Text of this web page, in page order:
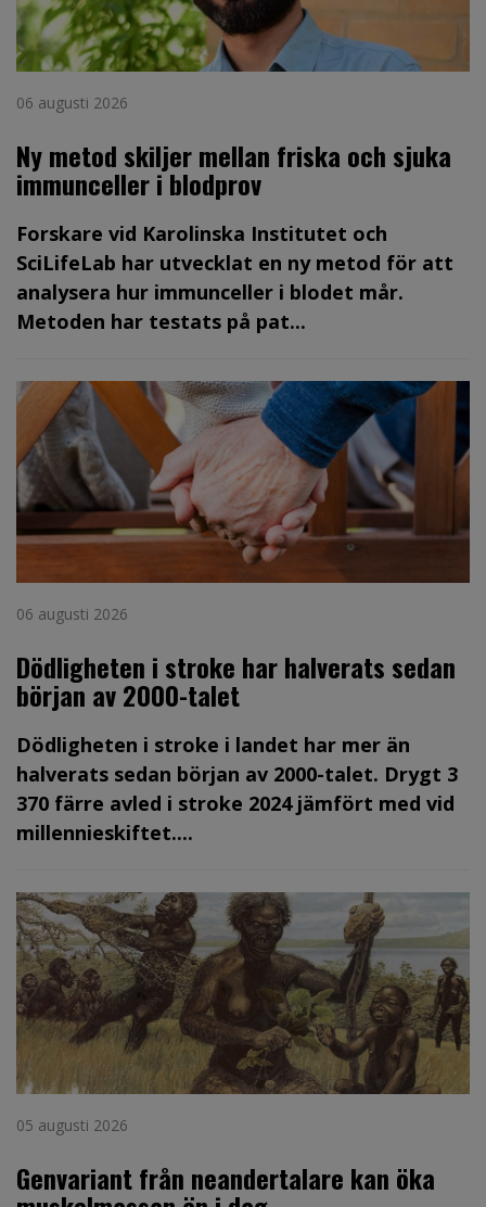
06 augusti 2026
Ny metod skiljer mellan friska och sjuka
immunceller i blodprov
Forskare vid Karolinska Institutet och
SciLifeLab har utvecklat en ny metod för att
analysera hur immunceller i blodet mår.
Metoden har testats på pat...
06 augusti 2026
Dödligheten i stroke har halverats sedan
början av 2000-talet
Dödligheten i stroke i landet har mer än
halverats sedan början av 2000-talet. Drygt 3
370 färre avled i stroke 2024 jämfört med vid
millennieskiftet....
05 augusti 2026
Genvariant från neandertalare kan öka